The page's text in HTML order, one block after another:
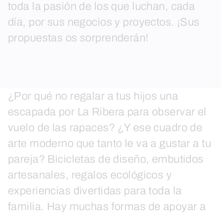
toda la pasión de los que luchan, cada
día, por sus negocios y proyectos. ¡Sus
propuestas os sorprenderán!
¿Por qué no regalar a tus hijos una
escapada por La Ribera para observar el
vuelo de las rapaces? ¿Y ese cuadro de
arte moderno que tanto le va a gustar a tu
pareja? Bicicletas de diseño, embutidos
artesanales, regalos ecológicos y
experiencias divertidas para toda la
familia. Hay muchas formas de apoyar a